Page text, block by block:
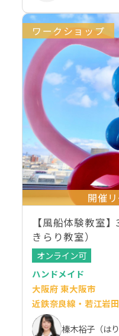
ワークショップ
開催
【風船体験教室
きらり教室）
オンライン可
ハンドメイド
大阪府 東大阪市
近鉄奈良線・若江岩
榛木裕子（はり